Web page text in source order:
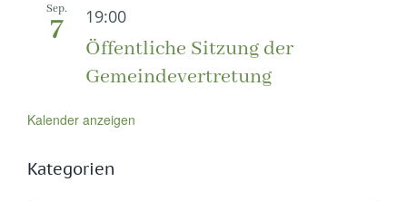
Sep.
7 19:00
Öffentliche Sitzung der
Gemeindevertretung
Kalender anzeigen
Kategorien